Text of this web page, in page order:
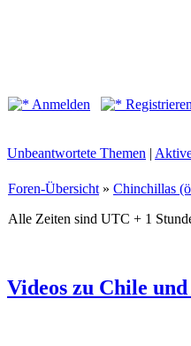
Anmelden
Registrieren
Unbeantwortete Themen |
Foren-Übersicht » Chinchillas
Alle Zeiten sind UTC + 1
Videos zu Chile